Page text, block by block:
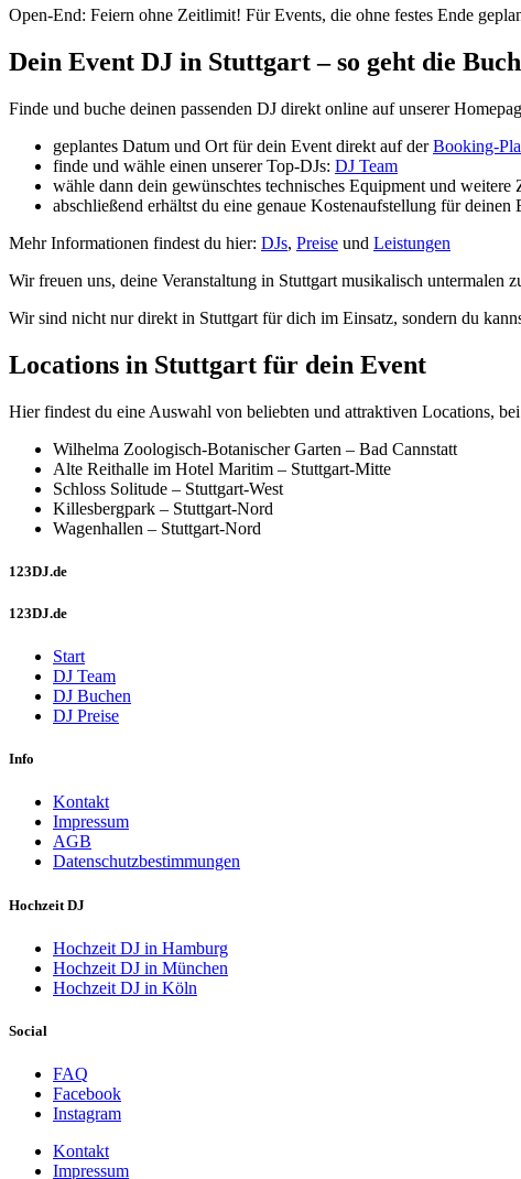
Open-End: Feiern ohne Zeitlimit! Für Events, die ohne festes Ende
Dein Event DJ in Stuttgart – so geht die
Finde und buche deinen passenden DJ direkt online auf unserer
geplantes Datum und Ort für dein Event direkt auf derBooking-
finde und wähle einen unserer Top-DJs: DJ Team
wähle dann dein gewünschtes technisches Equipment und weitere
abschließend erhältst du eine genaue Kostenaufstellung für deinen
Mehr Informationen findest du hier: DJs, Preise und Leistungen
Wir freuen uns, deine Veranstaltung in Stuttgart musikalisch untermalen
Wir sind nicht nur direkt in Stuttgart für dich im Einsatz, sondern du
Locations in Stuttgart für dein Event
Hier findest du eine Auswahl von beliebten und attraktiven Locations,
Wilhelma Zoologisch-Botanischer Garten – Bad Cannstatt
Alte Reithalle im Hotel Maritim – Stuttgart-Mitte
Schloss Solitude – Stuttgart-West
Killesbergpark – Stuttgart-Nord
Wagenhallen – Stuttgart-Nord
123DJ.de
123DJ.de
Start
DJ Team
DJ Buchen
DJ Preise
Info
Kontakt
Impressum
AGB
Datenschutzbestimmungen
Hochzeit DJ
Hochzeit DJ in Hamburg
Hochzeit DJ in München
Hochzeit DJ in Köln
Social
FAQ
Facebook
Instagram
Kontakt
Impressum